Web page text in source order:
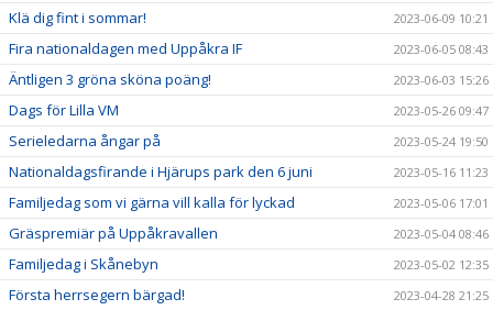
Klä dig fint i sommar! 2023-06-09 10:21
Fira nationaldagen med Uppåkra IF 2023-06-05 08:43
Äntligen 3 gröna sköna poäng! 2023-06-03 15:26
Dags för Lilla VM 2023-05-26 09:47
Serieledarna ångar på 2023-05-24 19:50
Nationaldagsfirande i Hjärups park den 6 juni 2023-05-16 11:23
Familjedag som vi gärna vill kalla för lyckad 2023-05-06 17:01
Gräspremiär på Uppåkravallen 2023-05-04 08:46
Familjedag i Skånebyn 2023-05-02 12:35
Första herrsegern bärgad! 2023-04-28 21:25